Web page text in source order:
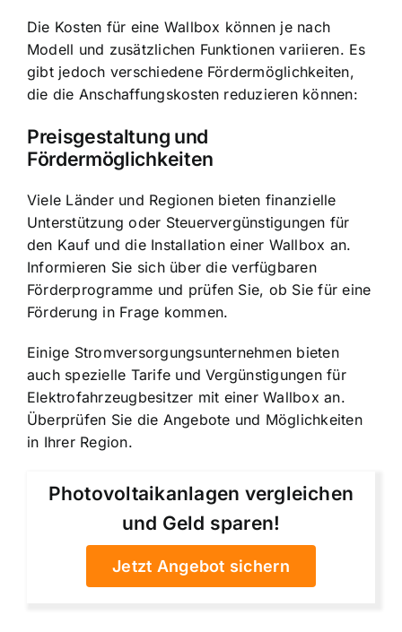
Die Kosten für eine Wallbox können je nach
Modell und zusätzlichen Funktionen variieren. Es
gibt jedoch verschiedene Fördermöglichkeiten,
die die Anschaffungskosten reduzieren können:
Preisgestaltung und
Fördermöglichkeiten
Viele Länder und Regionen bieten finanzielle
Unterstützung oder Steuervergünstigungen für
den Kauf und die Installation einer Wallbox an.
Informieren Sie sich über die verfügbaren
Förderprogramme und prüfen Sie, ob Sie für eine
Förderung in Frage kommen.
Einige Stromversorgungsunternehmen bieten
auch spezielle Tarife und Vergünstigungen für
Elektrofahrzeugbesitzer mit einer Wallbox an.
Überprüfen Sie die Angebote und Möglichkeiten
in Ihrer Region.
Photovoltaikanlagen vergleichen
und Geld sparen!
Jetzt Angebot sichern